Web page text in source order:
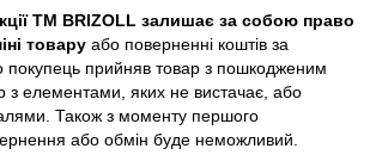
ТМ BRIZOLL залишає за собою право
товару або поверненні коштів за
прийняв товар з пошкодженим
з елементами, яких не вистачає, або
Також з моменту першого
або обмін буде неможливий.